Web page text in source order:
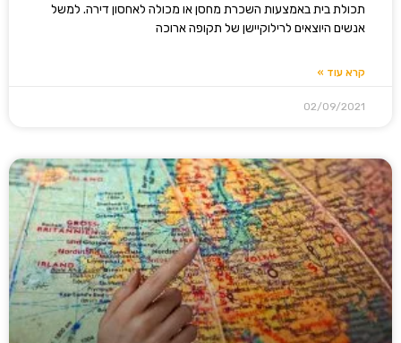
תכולת בית באמצעות השכרת מחסן או מכולה לאחסון דירה. למשל
אנשים היוצאים לרילוקיישן של תקופה ארוכה
קרא עוד »
02/09/2021